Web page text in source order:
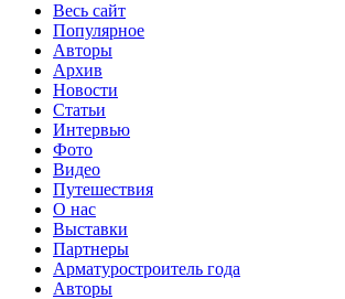
Весь сайт
Популярное
Авторы
Архив
Новости
Статьи
Интервью
Фото
Видео
Путешествия
О нас
Выставки
Партнеры
Арматуростроитель года
Авторы